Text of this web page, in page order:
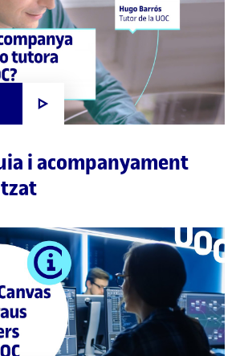
i acompanyament